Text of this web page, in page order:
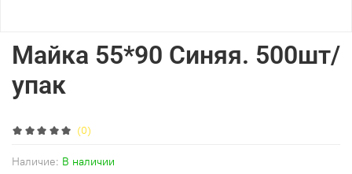
(0)
Наличие: В наличии
Майка 55*90 Синяя. 500шт/
упак